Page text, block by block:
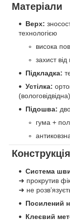
Матеріали
Верх:
технологією
висока
захист
Підкладка:
Устілка:
(вологовідвідна)
Підошва:
гума +
Система
➜ прокрутив
➜ не
Посилений
Клеєвий